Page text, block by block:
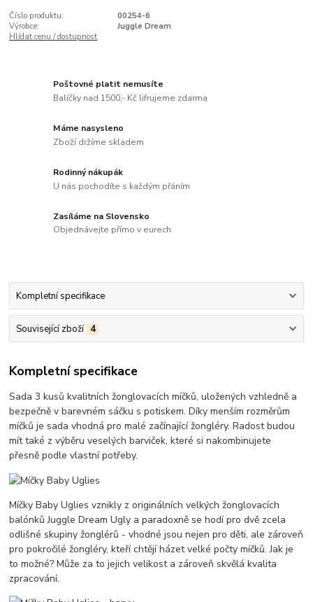
Číslo produktu:
00254-6
Výrobce:
Juggle Dream
Hlídat cenu / dostupnost
Poštovné platit nemusíte
Balíčky nad 1500,- Kč lifrujeme zdarma
Máme nasysleno
Zboží držíme skladem
Rodinný nákupák
U nás pochodíte s každým přáním
Zasíláme na Slovensko
Objednávejte přímo v eurech
Kompletní specifikace
Související zboží 4
Kompletní specifikace
Sada 3 kusů kvalitních žonglovacích míčků, uložených vzhledně a
bezpečně v barevném sáčku s potiskem. Díky menším rozměrům
míčků je sada vhodná pro malé začínající žongléry. Radost budou
mít také z výběru veselých barviček, které si nakombinujete
přesně podle vlastní potřeby.
Míčky Baby Uglies vznikly z originálních velkých žonglovacích
balónků Juggle Dream Ugly a paradoxně se hodí pro dvě zcela
odlišné skupiny žonglérů - vhodné jsou nejen pro děti, ale zároveň
pro pokročilé žongléry, kteří chtějí házet velké počty míčků. Jak je
to možné? Může za to jejich velikost a zároveň skvělá kvalita
zpracování.